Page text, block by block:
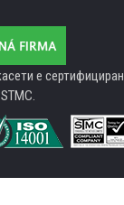
е сертифициран